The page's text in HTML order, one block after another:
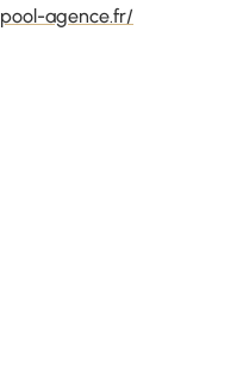
agence.fr/